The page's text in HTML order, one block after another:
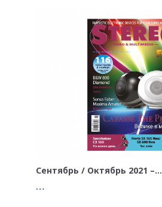
Сентябрь / Октябрь 2021 –…
…